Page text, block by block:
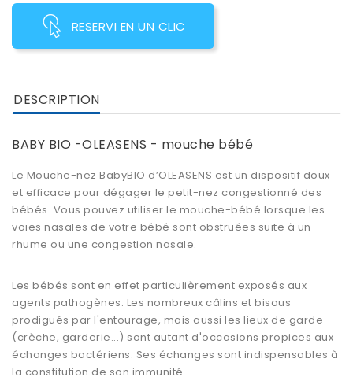
RESERVI EN UN CLIC
DESCRIPTION
BABY BIO -OLEASENS - mouche bébé
Le Mouche-nez BabyBIO d’OLEASENS est un dispositif doux
et efficace pour dégager le petit-nez congestionné des
bébés. Vous pouvez utiliser le mouche-bébé lorsque les
voies nasales de votre bébé sont obstruées suite à un
rhume ou une congestion nasale.
Les bébés sont en effet particulièrement exposés aux
agents pathogènes. Les nombreux câlins et bisous
prodigués par l'entourage, mais aussi les lieux de garde
(crèche, garderie...) sont autant d'occasions propices aux
échanges bactériens. Ses échanges sont indispensables à
la constitution de son immunité